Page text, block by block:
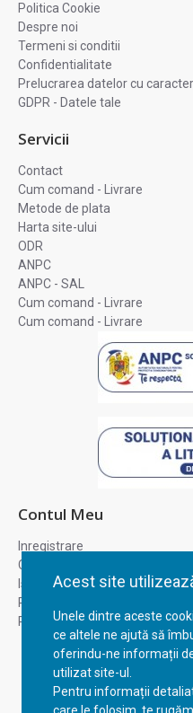
Acest site
Unele dintre aceste
ce altele ne ajută să
oferindu-ne informații
utilizat site-ul.
Pentru informații
Politica Cookie
Despre noi
Termeni si conditii
Confidentialitate
Prelucrarea datelor cu
GDPR - Datele tale
Servicii
Contact
Cum comand - Livrare
Metode de plata
Harta site-ului
ODR
ANPC
ANPC - SAL
Cum comand - Livrare
Cum comand - Livrare
Contul Meu
Inregistrare
Contul meu
Istoric comenzi
Recuperare parola
Returnare produs